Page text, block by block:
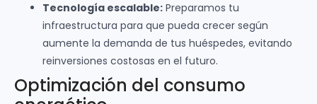
Tecnología escalable: Preparamos tu
infraestructura para que pueda crecer según
aumente la demanda de tus huéspedes, evitando
reinversiones costosas en el futuro.
Optimización del consumo